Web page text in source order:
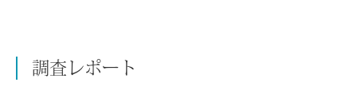
調査レポート